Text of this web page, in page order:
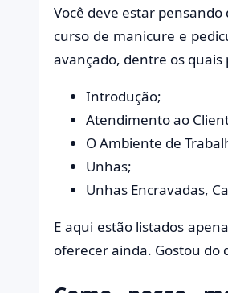
Você deve estar
curso de manicure e
avançado, dentre os quais
Introdução;
Atendimento ao
O Ambiente de
Unhas;
Unhas Encravadas,
E aqui estão listados
oferecer ainda. Gostou do